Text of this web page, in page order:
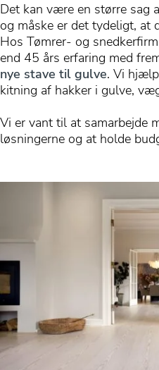
Det kan være en større sag
og måske er det tydeligt, at
Hos Tømrer- og
end 45 års erfaring med
nye stave til gulve. Vi
kitning af hakker i gulve,
Vi er vant til at samarbejde
løsningerne og at holde